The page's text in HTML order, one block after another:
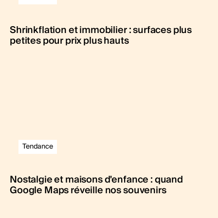
Shrinkflation et immobilier : surfaces plus
petites pour prix plus hauts
Tendance
Nostalgie et maisons d'enfance : quand
Google Maps réveille nos souvenirs